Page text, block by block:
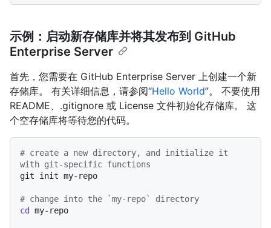
示例：启动新存储库并将其发布到 GitHub
Enterprise Server
首先，您需要在 GitHub Enterprise Server 上创建一个新
存储库。 有关详细信息，请参阅“Hello World”。 不要使用
README、.gitignore 或 License 文件初始化存储库。 这
个空存储库将等待您的代码。
# create a new directory, and initialize it
with git-specific functions
git init my-repo
# change into the `my-repo` directory
cd
my-repo